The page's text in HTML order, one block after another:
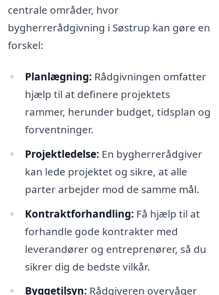
centrale områder, hvor
bygherrerådgivning i Søstrup kan gøre en
forskel:
Planlægning: Rådgivningen omfatter
hjælp til at definere projektets
rammer, herunder budget, tidsplan og
forventninger.
Projektledelse: En bygherrerådgiver
kan lede projektet og sikre, at alle
parter arbejder mod de samme mål.
Kontraktforhandling: Få hjælp til at
forhandle gode kontrakter med
leverandører og entreprenører, så du
sikrer dig de bedste vilkår.
Byggetilsyn: Rådgiveren overvåger